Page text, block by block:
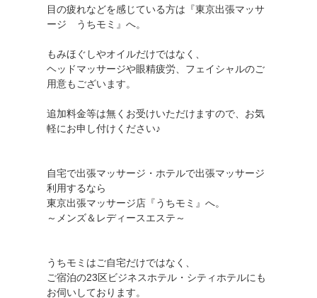
目の疲れなどを感じている方は『東京出張マッサ
ージ うちモミ』へ。
もみほぐしやオイルだけではなく、
ヘッドマッサージや眼精疲労、フェイシャルのご
用意もございます。
追加料金等は無くお受けいただけますので、お気
軽にお申し付けください♪
自宅で出張マッサージ・ホテルで出張マッサージ
利用するなら
東京出張マッサージ店『うちモミ』へ。
～メンズ＆レディースエステ～
うちモミはご自宅だけではなく、
ご宿泊の23区ビジネスホテル・シティホテルにも
お伺いしております。